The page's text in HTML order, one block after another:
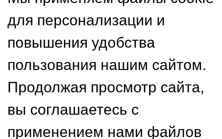
для персонализации и
повышения удобства
пользования нашим сайтом.
Продолжая просмотр сайта,
вы соглашаетесь с
применением нами файлов